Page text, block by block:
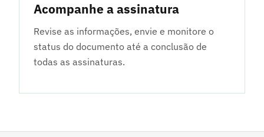
Acompanhe a assinatura
Revise as informações, envie e monitore o
status do documento até a conclusão de
todas as assinaturas.